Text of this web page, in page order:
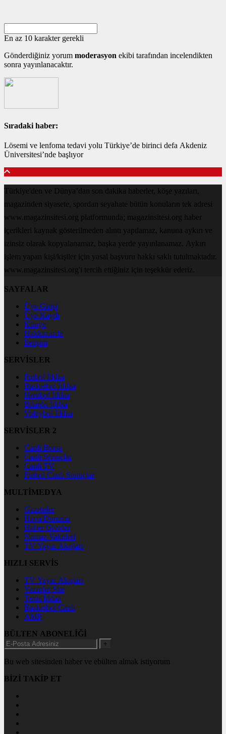
En az 10 karakter gerekli
Gönderdiğiniz yorum moderasyon ekibi tarafından incelendikten
sonra yayınlanacaktır.
Sıradaki haber:
Lösemi ve lenfoma tedavi yolu Türkiye’de birinci defa Akdeniz
Üniversitesi’nde başlıyor
Türkiye'den ve Dünya’dan son dakika haberler, köşe yazıları,
magazinden siyasete, spordan seyahate bütün konuların tek adresi
www.magazinsitesi.org platformunda; magazinsitesi.org haber
içerikleri kaynak gösterilmeden alıntı yapılamaz, kanuna aykırı ve
izinsiz olarak kopyalanamaz, başka yerde yayınlanamaz. Aykırı
işlem yapan kişi/kişiler için yasal başvuru hakkı saklı tutulmaktadır.
www.magazinsitesi.org'i tercih ettiğiniz için teşekkür ederiz.
SAYFALAR
Üye Girişi
Üye Kaydı
Künye
Hakkımızda
İletişim
SERVİSLER
Futbol İddaa
Basketbol İddaa
Hentbol İddaa
Bilardo İddaa
Voleybol İddaa
SERVİSLER 2
Canlı Borsa
Canlı Sonuçlar
Canlı TV
Futbol Canlı Sonuçlar
MULTİMEDYA
Gazeteler
Hava Durumu
Haber Gönder
Namaz Vakitleri
TV Yayın Akışları
HIZLI SERVİS
TV Yayın Akışları
Yazarlar Site
Tenis İddaa
Basketbol Canlı
AMP
BÜLTEN ABONELİĞİ
+
Bu web sitesinden haber ve ebülten almak istiyorum
BİZİ TAKİP ET